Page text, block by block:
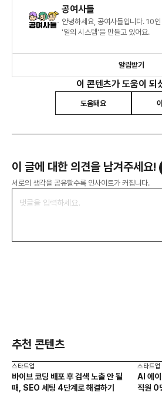
공여사들
안녕하세요, 공여사들입니다. 10
'일의 시스템'을 만들고 있어요.
알림받기
이 콘텐츠가 도움이 되
도움돼요
이 글에 대한 의견을 남겨주세요!
서로의 생각을 공유할수록 인사이트가 커집니다.
추천 콘텐츠
스타트업
바이브 코딩 배포 후 검색 노출 안 될
때, SEO 세팅 4단계로 해결하기
스타트업
AI 에
직원 0